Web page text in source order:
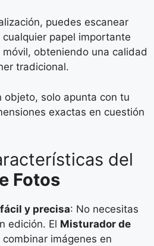
puedes escanear
papel importante
obteniendo una calidad
tradicional.
objeto, solo apunta con tu
exactas en cuestión
del
Fotos
y precisa: No necesitas
edición. El Misturador de
imágenes en